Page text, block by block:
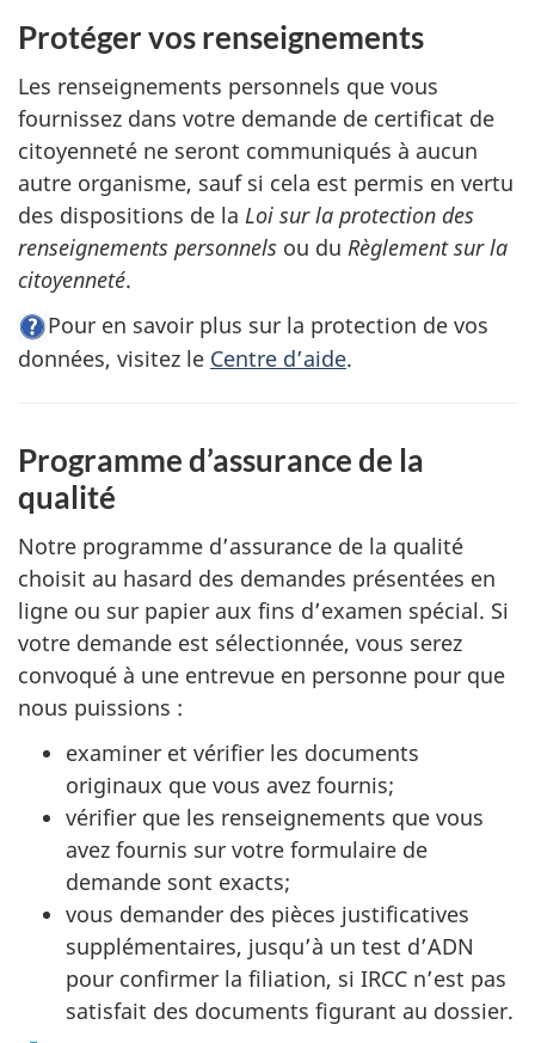
Protéger vos renseignements
Les renseignements personnels que vous
fournissez dans votre demande de certificat de
citoyenneté ne seront communiqués à aucun
autre organisme, sauf si cela est permis en vertu
des dispositions de la Loi sur la protection des
renseignements personnels ou du Règlement sur la
citoyenneté.
Pour en savoir plus sur la protection de vos
données, visitez le Centre d’aide.
Programme d’assurance de la
qualité
Notre programme d’assurance de la qualité
choisit au hasard des demandes présentées en
ligne ou sur papier aux fins d’examen spécial. Si
votre demande est sélectionnée, vous serez
convoqué à une entrevue en personne pour que
nous puissions :
examiner et vérifier les documents
originaux que vous avez fournis;
vérifier que les renseignements que vous
avez fournis sur votre formulaire de
demande sont exacts;
vous demander des pièces justificatives
supplémentaires, jusqu’à un test d’ADN
pour confirmer la filiation, si IRCC n’est pas
satisfait des documents figurant au dossier.